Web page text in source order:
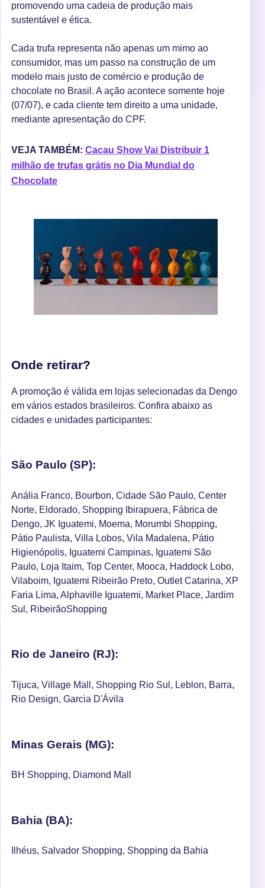
promovendo uma cadeia de produção mais
sustentável e ética.
Cada trufa representa não apenas um mimo ao
consumidor, mas um passo na construção de um
modelo mais justo de comércio e produção de
chocolate no Brasil. A ação acontece somente hoje
(07/07), e cada cliente tem direito a uma unidade,
mediante apresentação do CPF.
VEJA TAMBÉM: Cacau Show Vai Distribuir 1
milhão de trufas grátis no Dia Mundial do
Chocolate
Onde retirar?
A promoção é válida em lojas selecionadas da Dengo
em vários estados brasileiros. Confira abaixo as
cidades e unidades participantes:
São Paulo (SP):
Anália Franco, Bourbon, Cidade São Paulo, Center
Norte, Eldorado, Shopping Ibirapuera, Fábrica de
Dengo, JK Iguatemi, Moema, Morumbi Shopping,
Pátio Paulista, Villa Lobos, Vila Madalena, Pátio
Higienópolis, Iguatemi Campinas, Iguatemi São
Paulo, Loja Itaim, Top Center, Mooca, Haddock Lobo,
Vilaboim, Iguatemi Ribeirão Preto, Outlet Catarina, XP
Faria Lima, Alphaville Iguatemi, Market Place, Jardim
Sul, RibeirãoShopping
Rio de Janeiro (RJ):
Tijuca, Village Mall, Shopping Rio Sul, Leblon, Barra,
Rio Design, Garcia D'Ávila
Minas Gerais (MG):
BH Shopping, Diamond Mall
Bahia (BA):
Ilhéus, Salvador Shopping, Shopping da Bahia